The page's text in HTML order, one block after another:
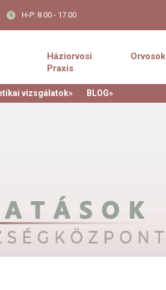
H-P: 8.00 - 17.00
Háziorvosi
Praxis
Orvosok
vizsgálatok» BLOG»